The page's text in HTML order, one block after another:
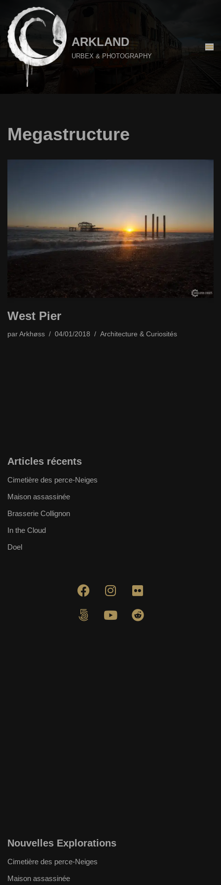
Aller
au
contenu
ARKLAND
URBEX & PHOTOGRAPHY
Megastructure
West Pier
par Arkhøss 04/01/2018 Architecture & Curiosités
Articles récents
Cimetière des perce-Neiges
Maison assassinée
Brasserie Collignon
In the Cloud
Doel
Nouvelles Explorations
Cimetière des perce-Neiges
Maison assassinée